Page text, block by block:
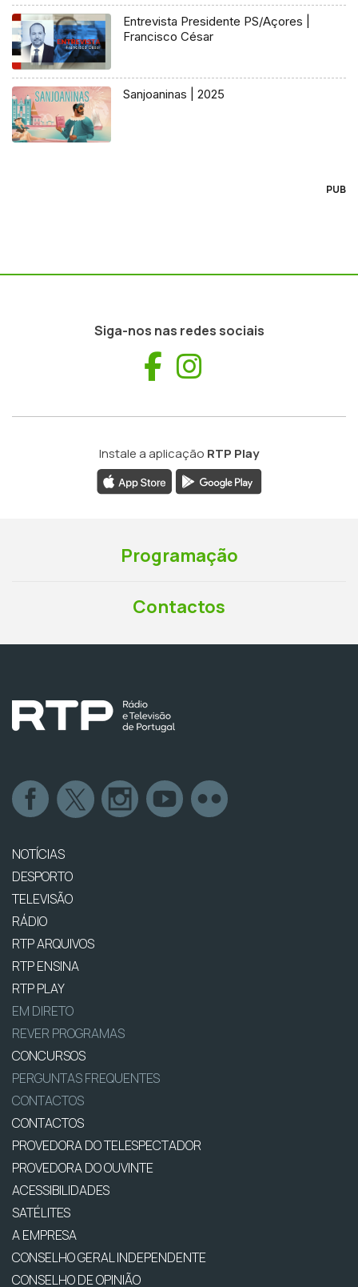
Entrevista Presidente PS/Açores |
Francisco César
Sanjoaninas | 2025
PUB
Siga-nos nas redes sociais
Facebook
Instale a aplicação RTP Play
Programação
Contactos
NOTÍCIAS
DESPORTO
TELEVISÃO
RÁDIO
RTP ARQUIVOS
RTP ENSINA
RTP PLAY
EM DIRETO
REVER PROGRAMAS
CONCURSOS
PERGUNTAS FREQUENTES
CONTACTOS
CONTACTOS
PROVEDORA DO TELESPECTADOR
PROVEDORA DO OUVINTE
ACESSIBILIDADES
SATÉLITES
A EMPRESA
CONSELHO GERAL INDEPENDENTE
CONSELHO DE OPINIÃO